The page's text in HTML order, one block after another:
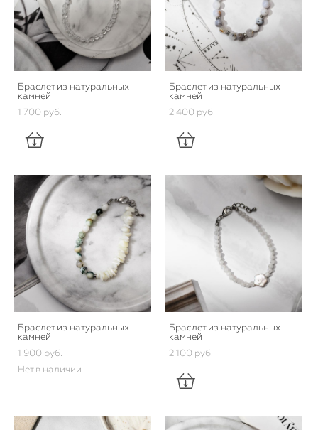
Браслет из натуральных
камней
1 700 pуб.
Браслет из натуральных
камней
2 400 pуб.
Браслет из натуральных
камней
1 900 pуб.
Нет в наличии
Браслет из натуральных
камней
2 100 pуб.